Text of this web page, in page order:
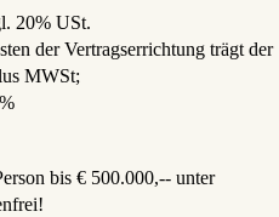
20% USt.
der Vertragserrichtung trägt der
MWSt;
bis € 500.000,-- unter